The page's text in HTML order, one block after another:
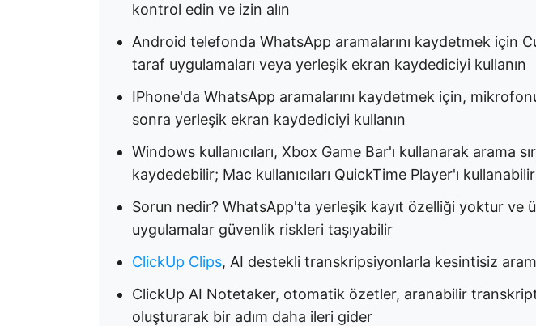
kontrol edin ve izin alın
Android telefonda WhatsApp aramalarını kaydetmek için
taraf uygulamaları veya yerleşik ekran kaydediciyi kullanın
IPhone'da WhatsApp aramalarını kaydetmek için,
sonra yerleşik ekran kaydediciyi kullanın
Windows kullanıcıları, Xbox Game Bar'ı kullanarak arama
kaydedebilir; Mac kullanıcıları QuickTime Player'ı kullanabilir
Sorun nedir? WhatsApp'ta yerleşik kayıt özelliği yoktur ve
uygulamalar güvenlik riskleri taşıyabilir
ClickUp Clips, AI destekli transkripsiyonlarla kesintisiz
ClickUp AI Notetaker, otomatik özetler, aranabilir
oluşturarak bir adım daha ileri gider